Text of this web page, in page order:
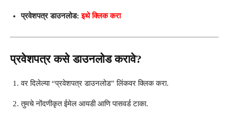
प्रवेशपत्र डाउनलोड:इथे क्लिक करा
प्रवेशपत्र कसे डाउनलोड करावे?
वर दिलेल्या “प्रवेशपत्र डाउनलोड” लिंकवर क्लिक करा.
तुमचे नोंदणीकृत ईमेल आयडी आणि पासवर्ड टाका.